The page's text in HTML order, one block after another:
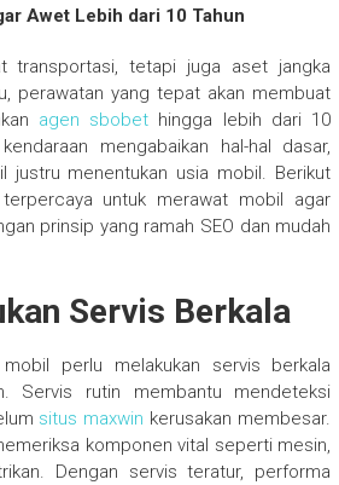
Awet Lebih dari 10 Tahun
transportasi, tetapi juga aset jangka
perawatan yang tepat akan membuat
agen sbobet hingga lebih dari 10
mengabaikan hal-hal dasar,
justru menentukan usia mobil. Berikut
untuk merawat mobil agar
prinsip yang ramah SEO dan mudah
Servis Berkala
mobil perlu melakukan servis berkala
Servis rutin membantu mendeteksi
situs maxwin kerusakan membesar.
komponen vital seperti mesin,
Dengan servis teratur, performa